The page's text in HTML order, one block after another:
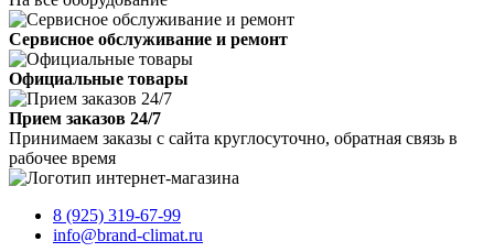
Сервисное обслуживание и ремонт
Официальные товары
Прием заказов 24/7
Принимаем заказы с сайта круглосуточно, обратная связь в
рабочее время
8 (925) 319-67-99
info@brand-climat.ru